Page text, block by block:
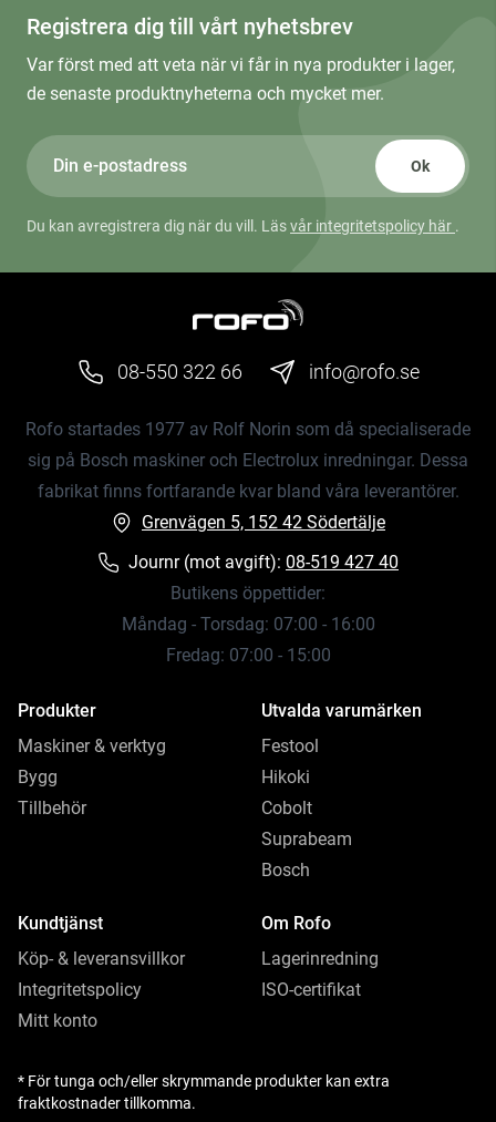
Registrera dig till vårt nyhetsbrev
Var först med att veta när vi får in nya produkter i lager,
de senaste produktnyheterna och mycket mer.
Ok
Du kan avregistrera dig när du vill. Läsvår integritetspolicy här .
08-550 322 66 info@rofo.se
Rofo startades 1977 av Rolf Norin som då specialiserade
sig på Bosch maskiner och Electrolux inredningar. Dessa
fabrikat finns fortfarande kvar bland våra leverantörer.
Grenvägen 5, 152 42 Södertälje
Journr (mot avgift): 08-519 427 40
Butikens öppettider:
Måndag - Torsdag: 07:00 - 16:00
Fredag: 07:00 - 15:00
Produkter
Maskiner & verktyg
Bygg
Tillbehör
Utvalda varumärken
Festool
Hikoki
Cobolt
Suprabeam
Bosch
Kundtjänst
Köp- & leveransvillkor
Integritetspolicy
Mitt konto
Om Rofo
Lagerinredning
ISO-certifikat
* För tunga och/eller skrymmande produkter kan extra
fraktkostnader tillkomma.